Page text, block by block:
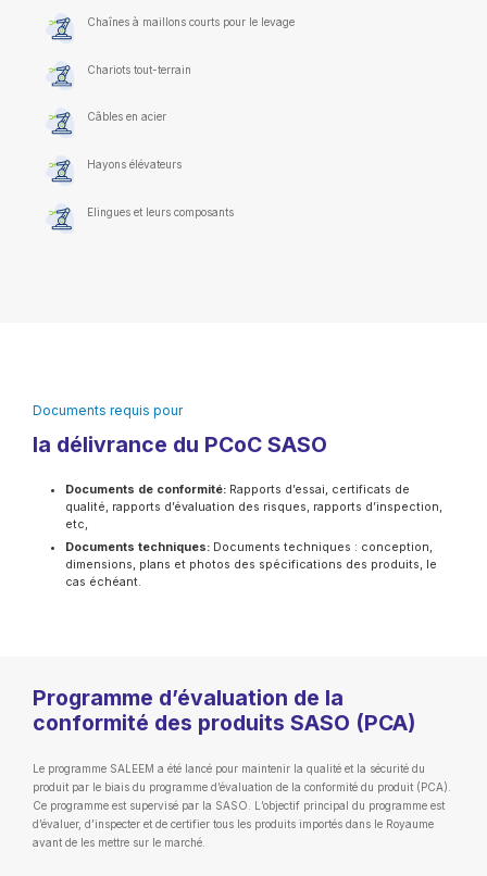
Chaînes à maillons courts pour le levage
Chariots tout-terrain
Câbles en acier
Hayons élévateurs
Elingues et leurs composants
Documents requis pour
la délivrance du PCoC SASO
Documents de conformité: Rapports d’essai, certificats de
qualité, rapports d’évaluation des risques, rapports d’inspection,
etc,
Documents techniques: Documents techniques : conception,
dimensions, plans et photos des spécifications des produits, le
cas échéant.
Programme d’évaluation de la
conformité des produits SASO (PCA)
Le programme SALEEM a été lancé pour maintenir la qualité et la sécurité du
produit par le biais du programme d’évaluation de la conformité du produit (PCA).
Ce programme est supervisé par la SASO. L’objectif principal du programme est
d’évaluer, d’inspecter et de certifier tous les produits importés dans le Royaume
avant de les mettre sur le marché.